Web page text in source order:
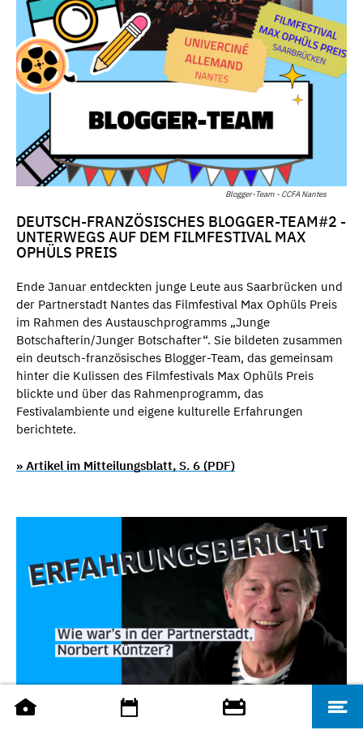
Blogger-Team - CCFA Nantes
DEUTSCH-FRANZÖSISCHES BLOGGER-TEAM#2 -
UNTERWEGS AUF DEM FILMFESTIVAL MAX
OPHÜLS PREIS
Ende Januar entdeckten junge Leute aus Saarbrücken und
der Partnerstadt Nantes das Filmfestival Max Ophüls Preis
im Rahmen des Austauschprogramms „Junge
Botschafterin/Junger Botschafter“. Sie bildeten zusammen
ein deutsch-französisches Blogger-Team, das gemeinsam
hinter die Kulissen des Filmfestivals Max Ophüls Preis
blickte und über das Rahmenprogramm, das
Festivalambiente und eigene kulturelle Erfahrungen
berichtete.
» Artikel im Mitteilungsblatt, S. 6 (PDF)
Erfahrungsbericht aus der Partnerstadt Nantes von Norbert Küntzer - LHS